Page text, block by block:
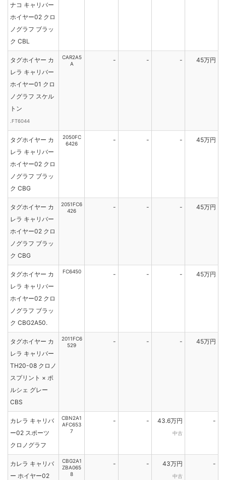
ナコ キャリバー
ホイヤー02 クロ
ノグラフ ブラッ
ク CBL
タグホイヤー カ
レラ キャリバー
ホイヤー01 クロ
ノグラフ スケル
トン
.FT6044
CAR2A5
A
- - - 45万円
タグホイヤー カ
レラ キャリバー
ホイヤー02 クロ
ノグラフ ブラッ
ク CBG
2050FC
6426
- - - 45万円
タグホイヤー カ
レラ キャリバー
ホイヤー02 クロ
ノグラフ ブラッ
ク CBG
2051FC6
426
- - - 45万円
タグホイヤー カ
レラ キャリバー
ホイヤー02 クロ
ノグラフ ブラッ
ク CBG2A50.
FC6450 - - - 45万円
タグホイヤー カ
レラ キャリバー
TH20-08 クロノ
スプリント × ポ
ルシェ グレー
CBS
2011FC6
529
- - - 45万円
カレラ キャリバ
ー02 スポーツ
クロノグラフ
CBN2A1
AFC653
7
- - 43.6万円
中古
-
カレラ キャリバ
ー ホイヤー02
CBG2A1
ZBA065
8
- - 43万円
中古
-